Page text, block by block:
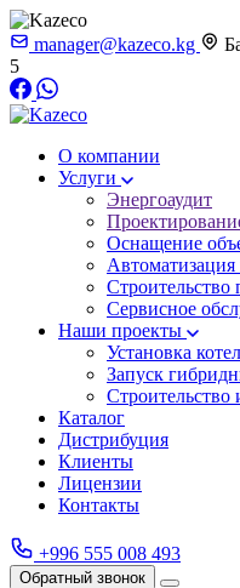
manager@kazeco.kg
5
О компании
Услуги
Энергоаудит
Оснащение
Строительство
Сервисное
Наши проекты
Установка
Запуск
Каталог
Дистрибуция
Клиенты
Лицензии
Контакты
+996 555 008 493
Обратный звонок